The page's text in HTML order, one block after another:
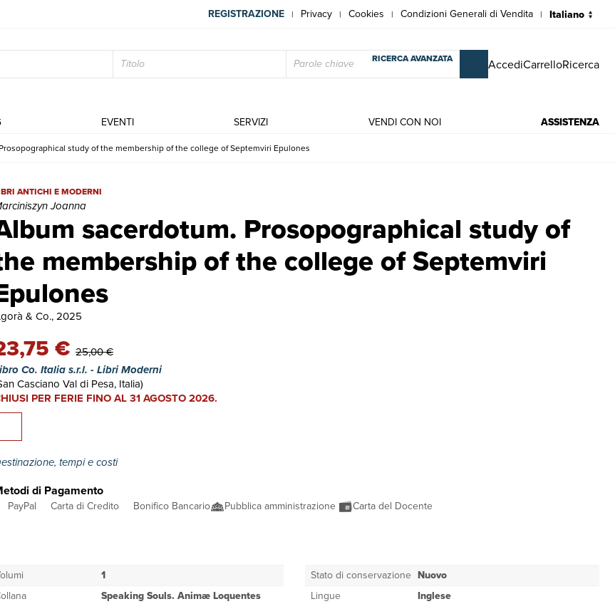
REGISTRAZIONE | Privacy | Cookies | Condizioni Generali di Vendita |
RICERCA AVANZATA AccediCarrelloRicerca
EVENTI SERVIZI VENDI CON NOI ASSISTENZA
study of the membership of the college of Septemviri Epulones
sacerdotum. Prosopographical study of
membership of the college of Septemviri
sacerdotum. Prosopographical study of the membership of the college of Septemviri Epulones | Libri antichi e moderni |
ANTICHI E MODERNI
Joanna
& Co., 2025
€ 25,00 €
Co. Italia s.r.l. - Libri Moderni
Casciano Val di Pesa, Italia)
PER FERIE FINO AL 31 AGOSTO 2026.
tempi e costi
di Pagamento
PayPal Carta di Credito Bonifico Bancario Pubblica amministrazione Carta del Docente
1
Speaking Souls. Animæ Loquentes
Stato di conservazione Nuovo
Lingue
Inglese